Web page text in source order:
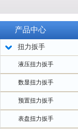
产品中心
扭力扳手
液压扭力扳手
数显扭力扳手
预置扭力扳手
表盘扭力扳手